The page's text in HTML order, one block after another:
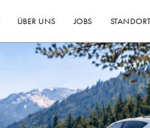
ÜBER UNS JOBS